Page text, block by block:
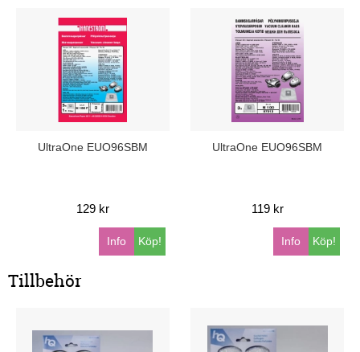
UltraOne EUO96SBM
129 kr
Köp!
Info
UltraOne EUO96SBM
119 kr
Köp!
Info
Tillbehör